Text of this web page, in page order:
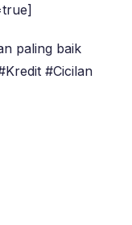
paling baik
#Cicilan